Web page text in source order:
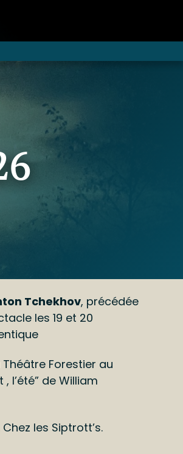
Tchekhov, précédée
les 19 et 20
Forestier au
l’été” de William
les Siptrott’s.